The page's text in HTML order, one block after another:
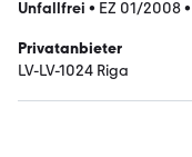
Unfallfrei • EZ 01/2008•
Privatanbieter
LV-LV-1024 Riga